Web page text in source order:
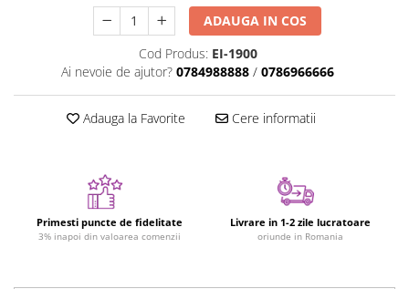
Jucarii cu alfabet
Seturi Numberblocks
Jucarii de motricitate
Jucarii fructe si legume
Puzzle clasic
Puzzle incastru
Puzzle de podea
ADAUGA IN COS
Cod Produs: EI-1900
Ai nevoie de ajutor? 0784988888 / 0786966666
Adauga la Favorite Cere informatii
Primesti puncte de fidelitate
3% inapoi din valoarea comenzii
Livrare in 1-2 zile lucratoare
oriunde in Romania